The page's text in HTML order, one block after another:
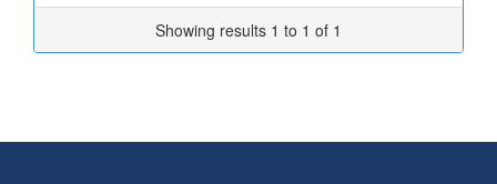
Showing results 1 to 1 of 1